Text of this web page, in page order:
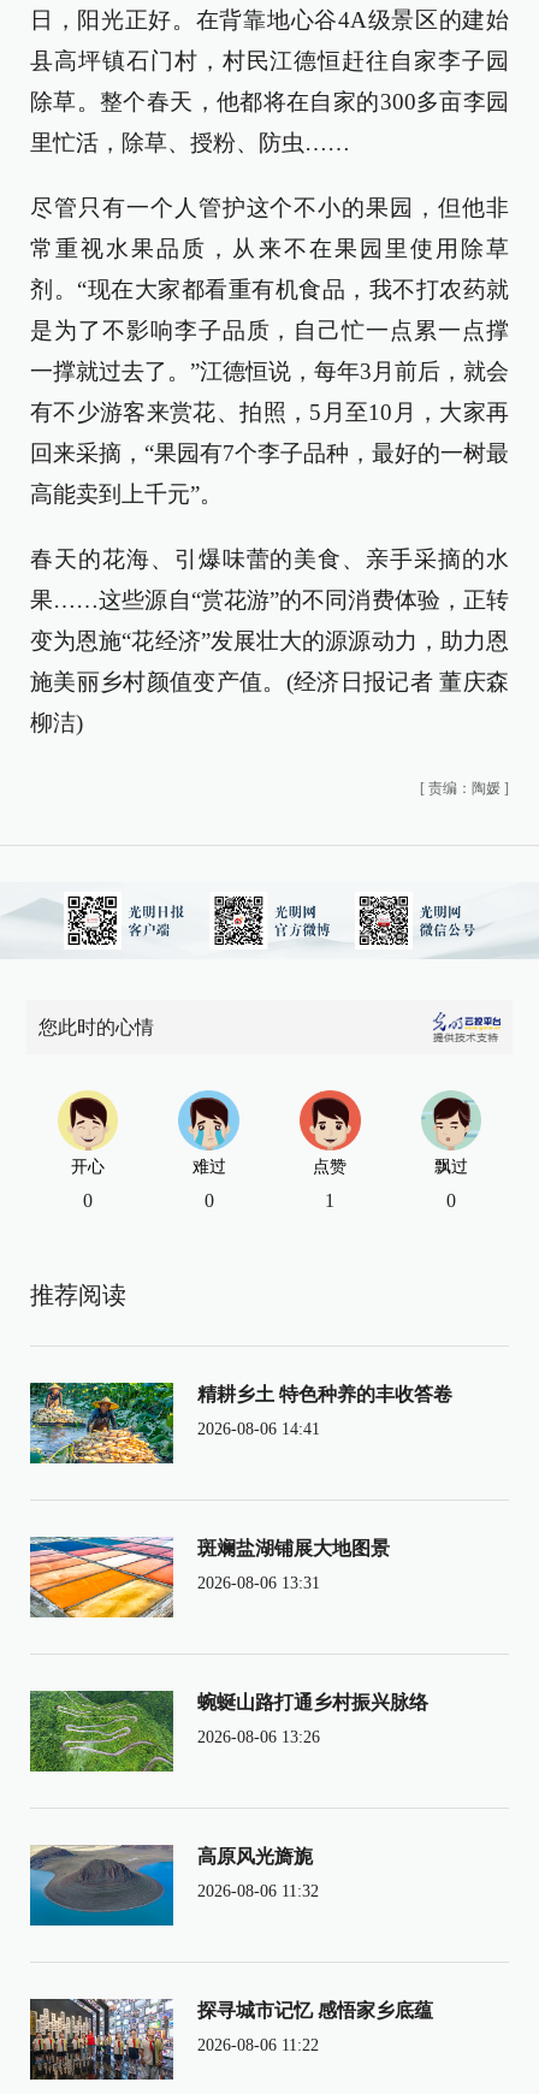
日，阳光正好。在背靠地心谷4A级景区的建始
县高坪镇石门村，村民江德恒赶往自家李子园
除草。整个春天，他都将在自家的300多亩李园
里忙活，除草、授粉、防虫……
尽管只有一个人管护这个不小的果园，但他非
常重视水果品质，从来不在果园里使用除草
剂。“现在大家都看重有机食品，我不打农药就
是为了不影响李子品质，自己忙一点累一点撑
一撑就过去了。”江德恒说，每年3月前后，就会
有不少游客来赏花、拍照，5月至10月，大家再
回来采摘，“果园有7个李子品种，最好的一树最
高能卖到上千元”。
春天的花海、引爆味蕾的美食、亲手采摘的水
果……这些源自“赏花游”的不同消费体验，正转
变为恩施“花经济”发展壮大的源源动力，助力恩
施美丽乡村颜值变产值。(经济日报记者 董庆森
柳洁)
[ 责编：陶媛 ]
您此时的心情
开心
0
难过
0
点赞
1
飘过
0
推荐阅读
精耕乡土 特色种养的丰收答卷
2026-08-06 14:41
斑斓盐湖铺展大地图景
2026-08-06 13:31
蜿蜒山路打通乡村振兴脉络
2026-08-06 13:26
高原风光旖旎
2026-08-06 11:32
探寻城市记忆 感悟家乡底蕴
2026-08-06 11:22